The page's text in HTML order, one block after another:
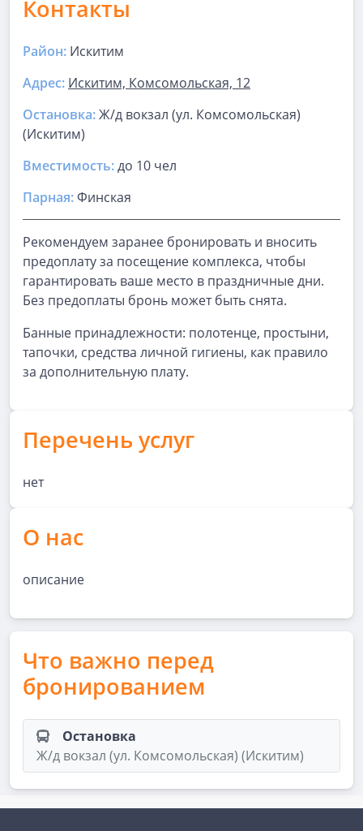
Контакты
Район: Искитим
Адрес: Искитим, Комсомольская, 12
Остановка:Ж/д вокзал (ул. Комсомольская)
(Искитим)
Вместимость:до 10 чел
Парная:Финская
Рекомендуем заранее бронировать и вносить
предоплату за посещение комплекса, чтобы
гарантировать ваше место в праздничные дни.
Без предоплаты бронь может быть снята.
Банные принадлежности: полотенце, простыни,
тапочки, средства личной гигиены, как правило
за дополнительную плату.
Перечень услуг
нет
О нас
описание
Что важно перед
бронированием
Остановка
Ж/д вокзал (ул. Комсомольская) (Искитим)